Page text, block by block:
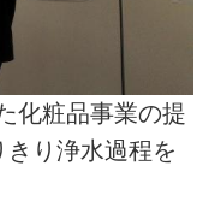
粧品事業の提
水過程を